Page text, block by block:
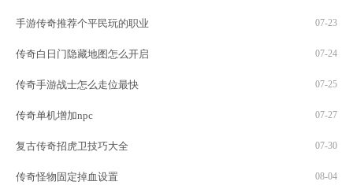
手游传奇推荐个平民玩的职业 07-23
传奇白日门隐藏地图怎么开启 07-24
传奇手游战士怎么走位最快 07-25
传奇单机增加npc 07-27
复古传奇招虎卫技巧大全 07-30
传奇怪物固定掉血设置 08-04